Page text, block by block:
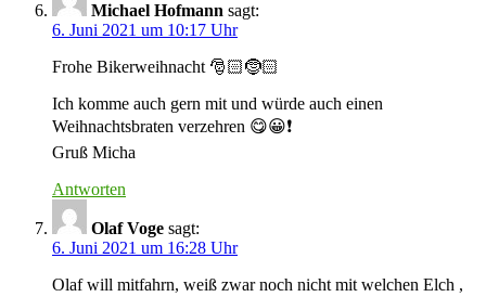
Michael Hofmann sagt:
6. Juni 2021 um 10:17 Uhr
Frohe Bikerweihnacht 🎅🏻🤶🏻
Ich komme auch gern mit und würde auch einen
Weihnachtsbraten verzehren 😋😀❗️
Gruß Micha
Antworten
Olaf Voge sagt:
6. Juni 2021 um 16:28 Uhr
Olaf will mitfahrn, weiß zwar noch nicht mit welchen Elch ,